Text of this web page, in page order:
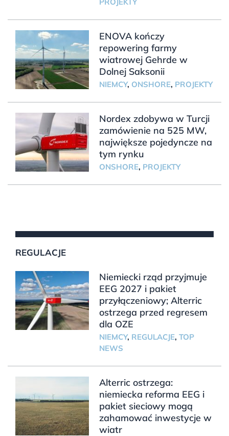
ENOVA kończy
repowering farmy
wiatrowej Gehrde w
Dolnej Saksonii
NIEMCY, ONSHORE, PROJEKTY
Nordex zdobywa w Turcji
zamówienie na 525 MW,
największe pojedyncze na
tym rynku
ONSHORE, PROJEKTY
REGULACJE
Niemiecki rząd przyjmuje
EEG 2027 i pakiet
przyłączeniowy; Alterric
ostrzega przed regresem
dla OZE
NIEMCY, REGULACJE, TOP
NEWS
Alterric ostrzega:
niemiecka reforma EEG i
pakiet sieciowy mogą
zahamować inwestycje w
wiatr